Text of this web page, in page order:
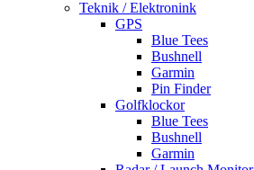
Teknik / Elektronink
GPS
Blue Tees
Bushnell
Garmin
Pin Finder
Golfklockor
Blue Tees
Bushnell
Garmin